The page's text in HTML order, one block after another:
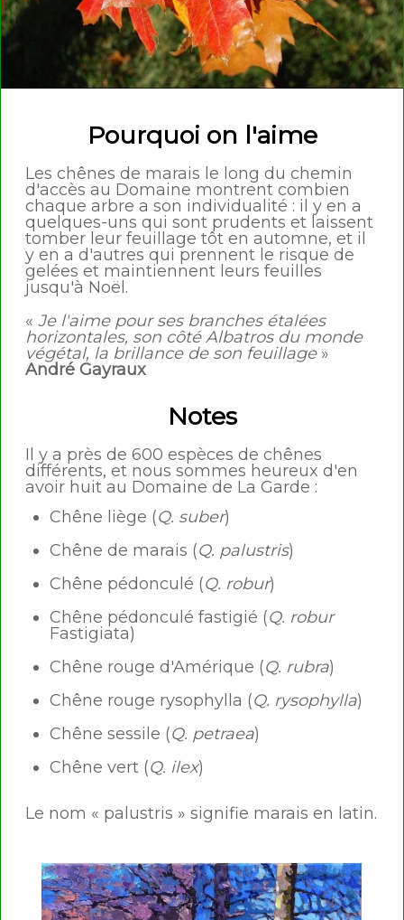
Pourquoi on l'aime
Les chênes de marais le long du chemin
d'accès au Domaine montrent combien
chaque arbre a son individualité : il y en a
quelques-uns qui sont prudents et laissent
tomber leur feuillage tôt en automne, et il
y en a d'autres qui prennent le risque de
gelées et maintiennent leurs feuilles
jusqu'à Noël.
« Je l'aime pour ses branches étalées
horizontales, son côté Albatros du monde
végétal, la brillance de son feuillage »
André Gayraux
Notes
Il y a près de 600 espèces de chênes
différents, et nous sommes heureux d'en
avoir huit au Domaine de La Garde :
Chêne liège (Q. suber)
Chêne de marais (Q. palustris)
Chêne pédonculé (Q. robur)
Chêne pédonculé fastigié (Q. robur
Fastigiata)
Chêne rouge d'Amérique (Q. rubra)
Chêne rouge rysophylla (Q. rysophylla)
Chêne sessile (Q. petraea)
Chêne vert (Q. ilex)
Le nom « palustris » signifie marais en latin.